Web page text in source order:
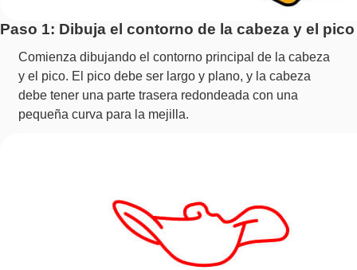
Paso 1: Dibuja el contorno de la cabeza y el pico
Comienza dibujando el contorno principal de la cabeza
y el pico. El pico debe ser largo y plano, y la cabeza
debe tener una parte trasera redondeada con una
pequeña curva para la mejilla.